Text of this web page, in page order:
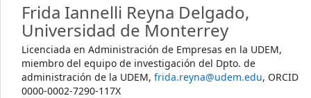
Frida Iannelli Reyna Delgado,
Universidad de Monterrey
Licenciada en Administración de Empresas en la UDEM,
miembro del equipo de investigación del Dpto. de
administración de la UDEM, frida.reyna@udem.edu, ORCID
0000-0002-7290-117X